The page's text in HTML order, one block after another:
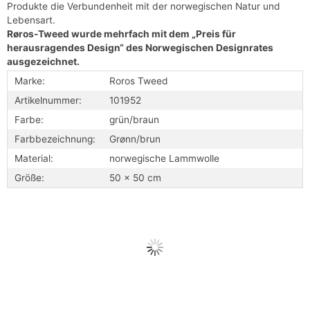
Produkte die Verbundenheit mit der norwegischen Natur und
Lebensart.
Røros-Tweed wurde mehrfach mit dem „Preis für
herausragendes Design“ des Norwegischen Designrates
ausgezeichnet.
Marke:
Roros Tweed
Artikelnummer:
101952
Farbe:
grün/braun
Farbbezeichnung:
Grønn/brun
Material:
norwegische Lammwolle
Größe:
50 x 50 cm